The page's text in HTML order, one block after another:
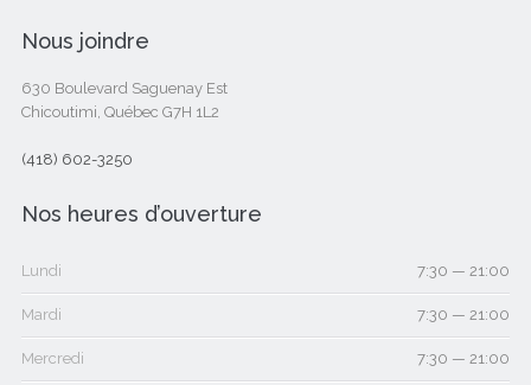
Nous joindre
630 Boulevard Saguenay Est
Chicoutimi, Québec G7H 1L2
(418) 602-3250
Nos heures d’ouverture
Lundi 7:30 — 21:00
Mardi 7:30 — 21:00
Mercredi 7:30 — 21:00